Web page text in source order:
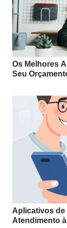
Os Melhores
Seu
Aplicativos de
Atendimento